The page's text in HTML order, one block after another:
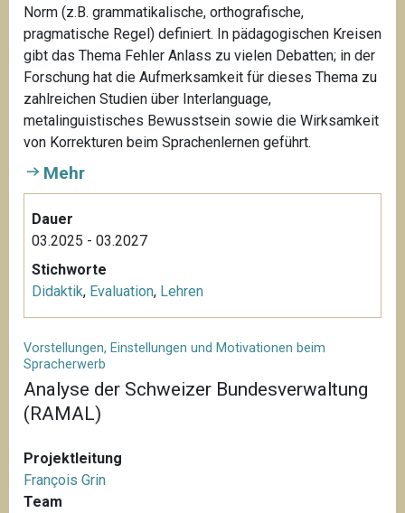
Norm (z.B. grammatikalische, orthografische,
pragmatische Regel) definiert. In pädagogischen Kreisen
gibt das Thema Fehler Anlass zu vielen Debatten; in der
Forschung hat die Aufmerksamkeit für dieses Thema zu
zahlreichen Studien über Interlanguage,
metalinguistisches Bewusstsein sowie die Wirksamkeit
von Korrekturen beim Sprachenlernen geführt.
Mehr
Dauer
03.2025 - 03.2027
Stichworte
Didaktik, Evaluation, Lehren
Vorstellungen, Einstellungen und Motivationen beim
Spracherwerb
Analyse der Schweizer Bundesverwaltung
(RAMAL)
Projektleitung
François Grin
Team